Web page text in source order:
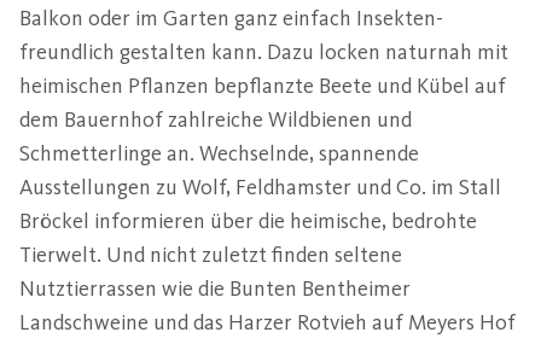
Balkon oder im Garten ganz einfach Insekten-
freundlich gestalten kann. Dazu locken naturnah mit
heimischen Pflanzen bepflanzte Beete und Kübel auf
dem Bauernhof zahlreiche Wildbienen und
Schmetterlinge an. Wechselnde, spannende
Ausstellungen zu Wolf, Feldhamster und Co. im Stall
Bröckel informieren über die heimische, bedrohte
Tierwelt. Und nicht zuletzt finden seltene
Nutztierrassen wie die Bunten Bentheimer
Landschweine und das Harzer Rotvieh auf Meyers Hof